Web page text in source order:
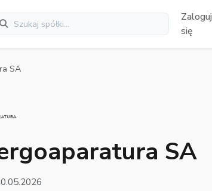
Zaloguj
się
SA
SA